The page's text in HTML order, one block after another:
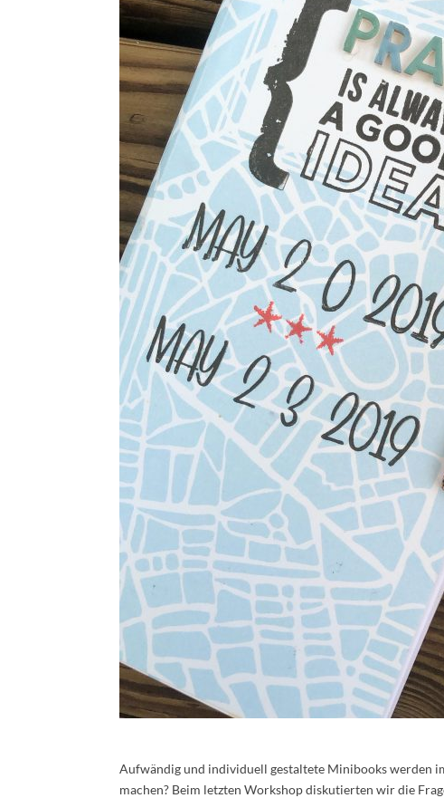
Aufwändig und individuell gestaltete Minibooks werden
machen? Beim letzten Workshop diskutierten wir die